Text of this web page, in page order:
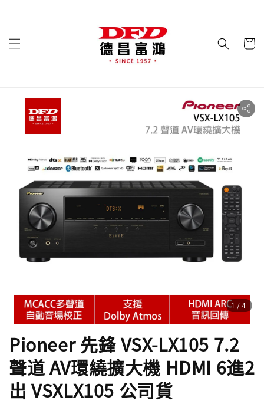
1 /4
Pioneer 先鋒 VSX-LX105 7.2
聲道 AV環繞擴大機 HDMI 6進2
出 VSXLX105 公司貨